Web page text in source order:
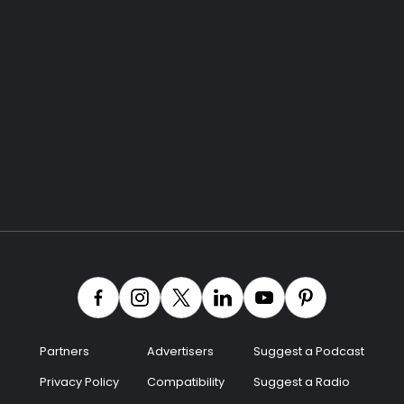
Partners
Privacy Policy
Advertisers
Compatibility
Suggest a Podcast
Suggest a Radio